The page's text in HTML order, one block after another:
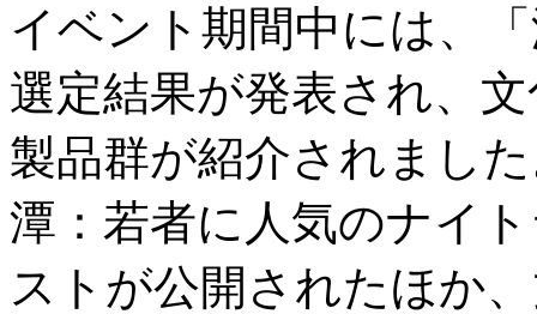
イベント期間中には、
選定結果が発表され、
製品群が紹介されまし
潭：若者に人気のナイ
ストが公開されたほか